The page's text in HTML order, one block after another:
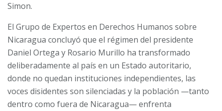
Simon.
El Grupo de Expertos en Derechos Humanos sobre
Nicaragua concluyó que el régimen del presidente
Daniel Ortega y Rosario Murillo ha transformado
deliberadamente al país en un Estado autoritario,
donde no quedan instituciones independientes, las
voces disidentes son silenciadas y la población —tanto
dentro como fuera de Nicaragua— enfrenta